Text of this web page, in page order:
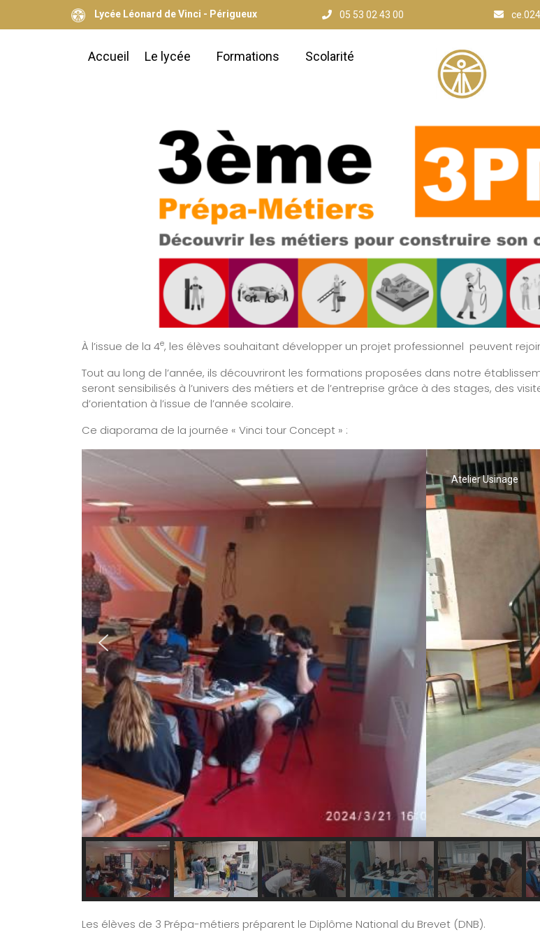
Lycée Léonard de Vinci - Périgueux 05 53 02 43 00
Accueil Le lycée Formations Scolarité
À l’issue de la 4e, les élèves souhaitant développer un projet professionnel peuvent
Tout au long de l’année, ils découvriront les formations proposées dans notre
seront sensibilisés à l’univers des métiers et de l’entreprise grâce à des stages, des
d’orientation à l’issue de l’année scolaire.
Ce diaporama de la journée « Vinci tour Concept » :
Atelier Usinage
Les élèves de 3 Prépa-métiers préparent le Diplôme National du Brevet (DNB).